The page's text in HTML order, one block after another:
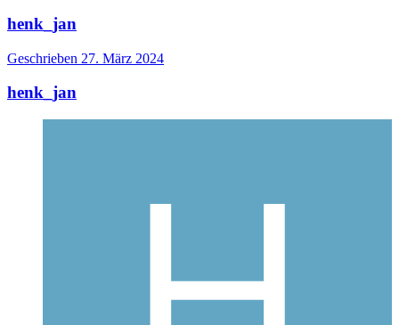
henk_jan
Geschrieben 27. März 2024
henk_jan